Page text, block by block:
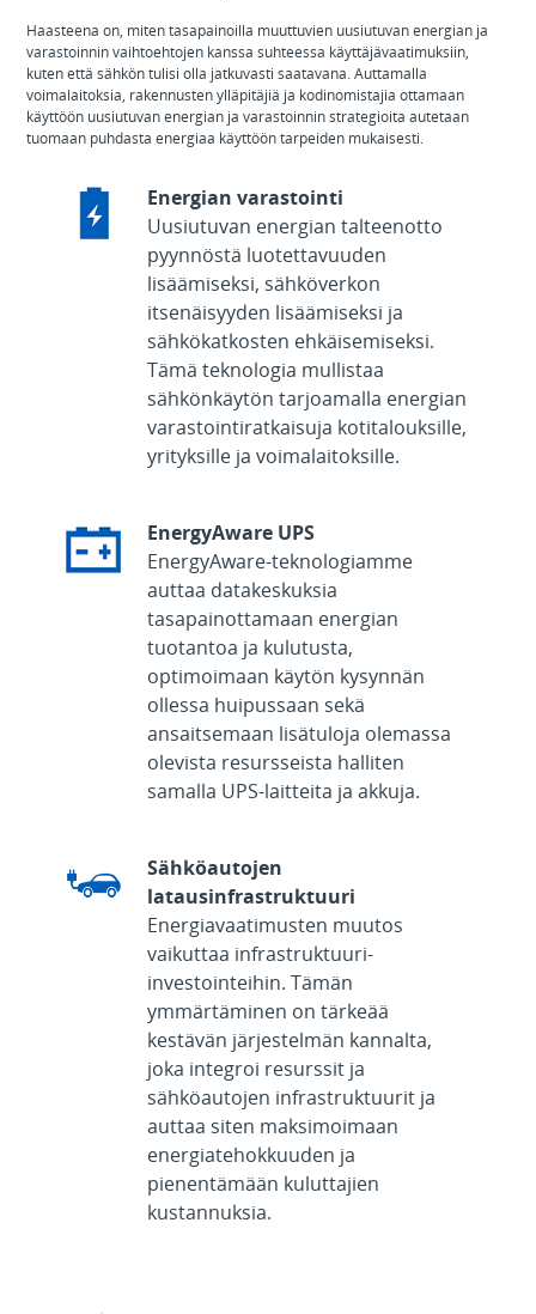
Haasteena on, miten tasapainoilla muuttuvien uusiutuvan energian ja
varastoinnin vaihtoehtojen kanssa suhteessa käyttäjävaatimuksiin,
kuten että sähkön tulisi olla jatkuvasti saatavana. Auttamalla
voimalaitoksia, rakennusten ylläpitäjiä ja kodinomistajia ottamaan
käyttöön uusiutuvan energian ja varastoinnin strategioita autetaan
tuomaan puhdasta energiaa käyttöön tarpeiden mukaisesti.
Energian varastointi
Uusiutuvan energian talteenotto
pyynnöstä luotettavuuden
lisäämiseksi, sähköverkon
itsenäisyyden lisäämiseksi ja
sähkökatkosten ehkäisemiseksi.
Tämä teknologia mullistaa
sähkönkäytön tarjoamalla energian
varastointiratkaisuja kotitalouksille,
yrityksille ja voimalaitoksille.
EnergyAware UPS
EnergyAware-teknologiamme
auttaa datakeskuksia
tasapainottamaan energian
tuotantoa ja kulutusta,
optimoimaan käytön kysynnän
ollessa huipussaan sekä
ansaitsemaan lisätuloja olemassa
olevista resursseista halliten
samalla UPS-laitteita ja akkuja.
Sähköautojen
latausinfrastruktuuri
Energiavaatimusten muutos
vaikuttaa infrastruktuuri-
investointeihin. Tämän
ymmärtäminen on tärkeää
kestävän järjestelmän kannalta,
joka integroi resurssit ja
sähköautojen infrastruktuurit ja
auttaa siten maksimoimaan
energiatehokkuuden ja
pienentämään kuluttajien
kustannuksia.